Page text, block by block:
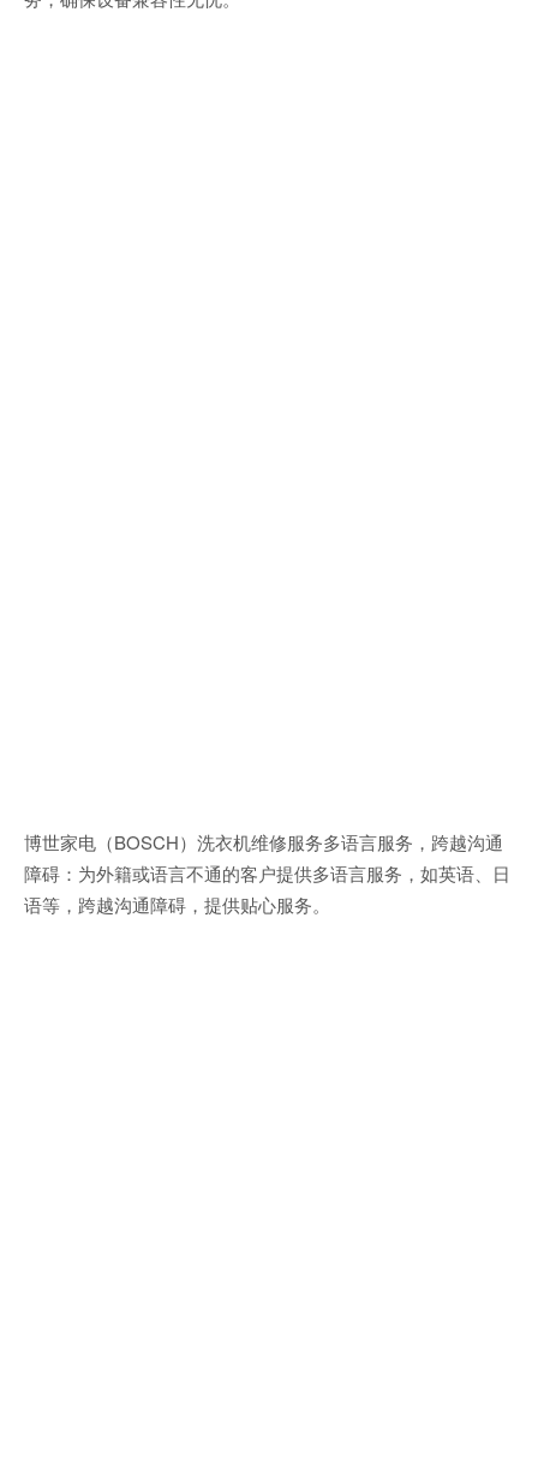
博世家电（BOSCH）洗衣机维修服务多语言服务，跨越沟通
障碍：为外籍或语言不通的客户提供多语言服务，如英语、日
语等，跨越沟通障碍，提供贴心服务。